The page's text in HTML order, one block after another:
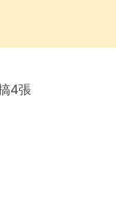
4張